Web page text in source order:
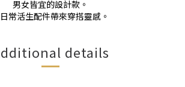
男女皆宜的設計款。
常活生配件帶來穿搭靈感。
details